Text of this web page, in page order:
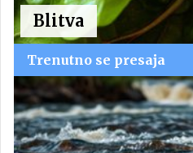
Blitva
Trenutno se presaja